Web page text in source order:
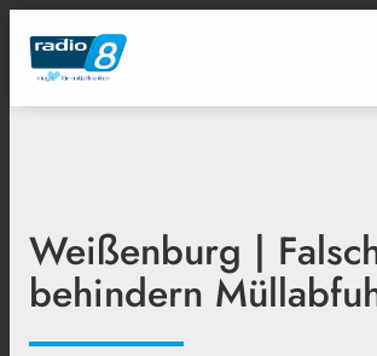
Weißenburg |
behindern